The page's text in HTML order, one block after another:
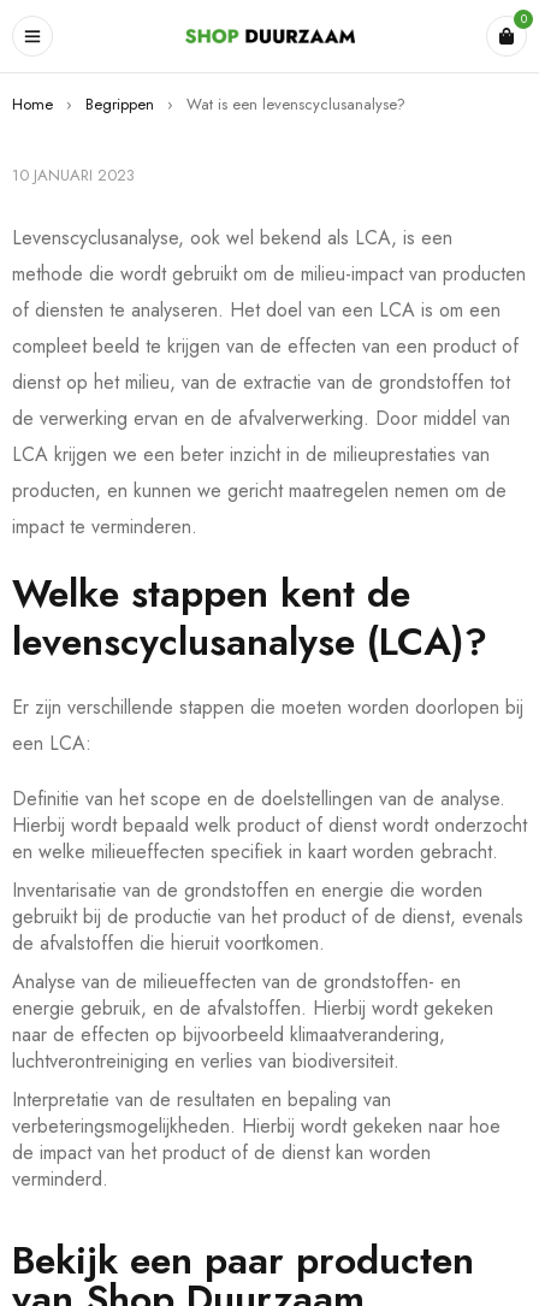
0
Home › Begrippen › Wat is een levenscyclusanalyse?
10 JANUARI 2023
Levenscyclusanalyse, ook wel bekend als LCA, is een
methode die wordt gebruikt om de milieu-impact van producten
of diensten te analyseren. Het doel van een LCA is om een
compleet beeld te krijgen van de effecten van een product of
dienst op het milieu, van de extractie van de grondstoffen tot
de verwerking ervan en de afvalverwerking. Door middel van
LCA krijgen we een beter inzicht in de milieuprestaties van
producten, en kunnen we gericht maatregelen nemen om de
impact te verminderen.
Welke stappen kent de
levenscyclusanalyse (LCA)?
Er zijn verschillende stappen die moeten worden doorlopen bij
een LCA:
Definitie van het scope en de doelstellingen van de analyse.
Hierbij wordt bepaald welk product of dienst wordt onderzocht
en welke milieueffecten specifiek in kaart worden gebracht.
Inventarisatie van de grondstoffen en energie die worden
gebruikt bij de productie van het product of de dienst, evenals
de afvalstoffen die hieruit voortkomen.
Analyse van de milieueffecten van de grondstoffen- en
energie gebruik, en de afvalstoffen. Hierbij wordt gekeken
naar de effecten op bijvoorbeeld klimaatverandering,
luchtverontreiniging en verlies van biodiversiteit.
Interpretatie van de resultaten en bepaling van
verbeteringsmogelijkheden. Hierbij wordt gekeken naar hoe
de impact van het product of de dienst kan worden
verminderd.
Bekijk een paar producten